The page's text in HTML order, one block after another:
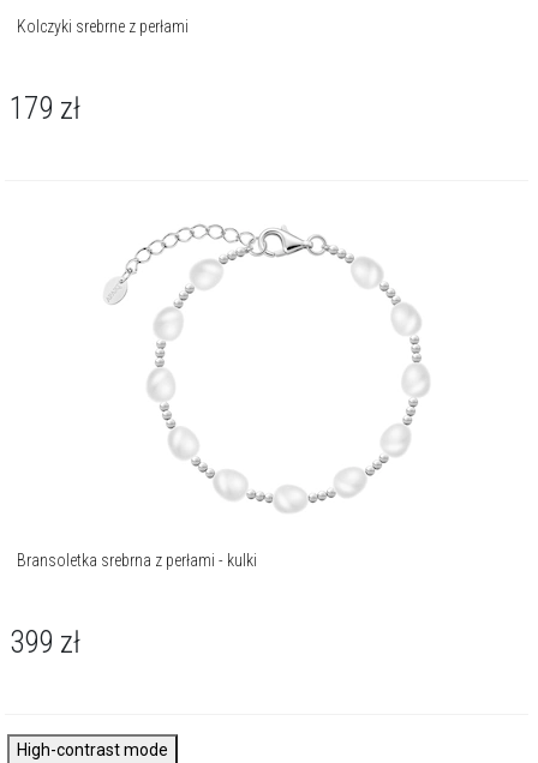
Kolczyki srebrne z perłami
179 zł
Bransoletka srebrna z perłami - kulki
399 zł
High-contrast mode